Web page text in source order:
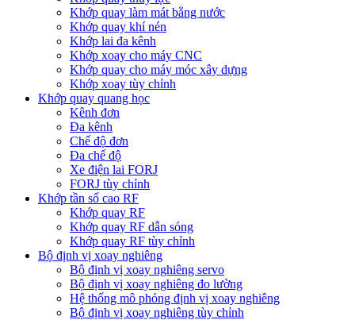
Khớp quay làm mát bằng nước
Khớp quay khí nén
Khớp lai đa kênh
Khớp xoay cho máy CNC
Khớp quay cho máy móc xây dựng
Khớp xoay tùy chỉnh
Khớp quay quang học
Kênh đơn
Đa kênh
Chế độ đơn
Đa chế độ
Xe điện lai FORJ
FORJ tùy chỉnh
Khớp tần số cao RF
Khớp quay RF
Khớp quay RF dẫn sóng
Khớp quay RF tùy chỉnh
Bộ định vị xoay nghiêng
Bộ định vị xoay nghiêng servo
Bộ định vị xoay nghiêng đo lường
Hệ thống mô phỏng định vị xoay nghiêng
Bộ định vị xoay nghiêng tùy chỉnh